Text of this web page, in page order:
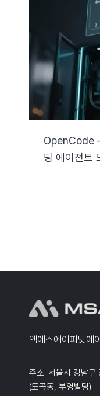
기술지원
Search
OpenCode
딩 에이전트
엠에스에이피닷에
주소: 서울시 강남
(도곡동, 부영빌딩)